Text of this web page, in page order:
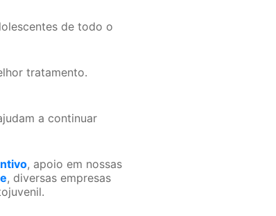
de todo o
tratamento.
a continuar
, apoio em nossas
, diversas empresas